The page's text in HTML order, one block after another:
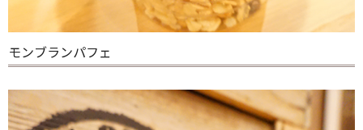
モンブランパフェ